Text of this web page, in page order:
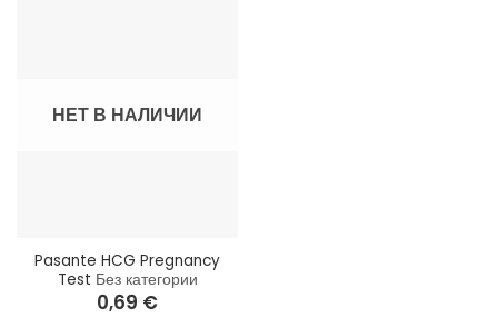
НЕТ В НАЛИЧИИ
Pasante HCG Pregnancy
Test Без категории
0,69 €